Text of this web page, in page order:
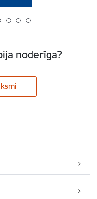
noderīga?